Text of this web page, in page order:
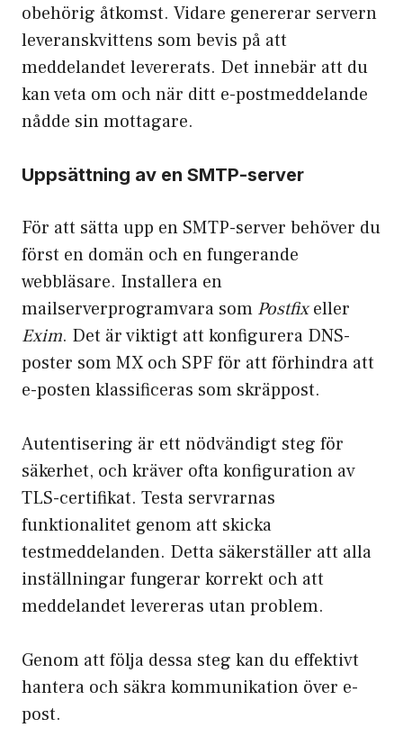
obehörig åtkomst. Vidare genererar servern
leveranskvittens som bevis på att
meddelandet levererats. Det innebär att du
kan veta om och när ditt e-postmeddelande
nådde sin mottagare.
Uppsättning av en SMTP-server
För att sätta upp en SMTP-server behöver du
först en domän och en fungerande
webbläsare. Installera en
mailserverprogramvara som Postfixeller
Exim. Det är viktigt att konfigurera DNS-
poster som MX och SPF för att förhindra att
e-posten klassificeras som skräppost.
Autentisering är ett nödvändigt steg för
säkerhet, och kräver ofta konfiguration av
TLS-certifikat. Testa servrarnas
funktionalitet genom att skicka
testmeddelanden. Detta säkerställer att alla
inställningar fungerar korrekt och att
meddelandet levereras utan problem.
Genom att följa dessa steg kan du effektivt
hantera och säkra kommunikation över e-
post.